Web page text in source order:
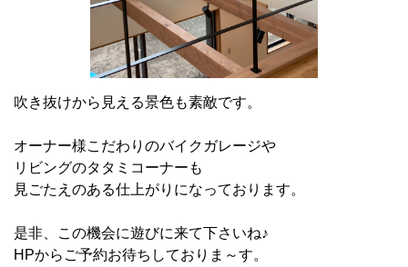
吹き抜けから見える景色も素敵です。
オーナー様こだわりのバイクガレージや
リビングのタタミコーナーも
見ごたえのある仕上がりになっております。
是非、この機会に遊びに来て下さいね♪
HPからご予約お待ちしておりま～す。